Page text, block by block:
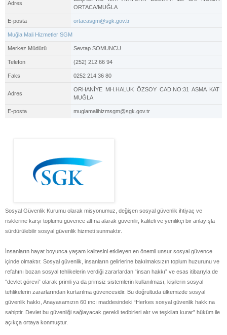
Adres
ORTACA/MUĞLA
E-posta ortacasgm@sgk.gov.tr
Muğla Mali Hizmetler SGM
Merkez Müdürü Sevtap SOMUNCU
Telefon (252) 212 66 94
Faks 0252 214 36 80
Adres
ORHANİYE MH.HALUK ÖZSOY CAD.NO:31 ASMA KAT
MUĞLA
E-posta muglamalihizmsgm@sgk.gov.tr
Sosyal Güvenlik Kurumu olarak misyonumuz, değişen sosyal güvenlik ihtiyaç ve
risklerine karşı toplumu güvence altına alarak güvenilir, kaliteli ve yenilikçi bir anlayışla
sürdürülebilir sosyal güvenlik hizmeti sunmaktır.
İnsanların hayat boyunca yaşam kalitesini etkileyen en önemli unsur sosyal güvence
içinde olmaktır. Sosyal güvenlik, insanların gelirlerine bakılmaksızın toplum huzurunu ve
refahını bozan sosyal tehlikelerin verdiği zararlardan “insan hakkı” ve esas itibarıyla de
“devlet görevi” olarak primli ya da primsiz sistemlerin kullanılması, kişilerin sosyal
tehlikelerin zararlarından kurtarılma güvencesidir. Bu doğrultuda ülkemizde sosyal
güvenlik hakkı, Anayasamızın 60 ıncı maddesindeki “Herkes sosyal güvenlik hakkına
sahiptir. Devlet bu güvenliği sağlayacak gerekli tedbirleri alır ve teşkilatı kurar” hüküm ile
açıkça ortaya konmuştur.